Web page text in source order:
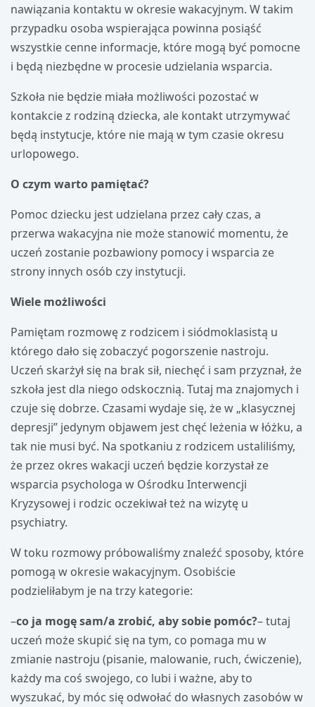
nawiązania kontaktu w okresie wakacyjnym. W takim
przypadku osoba wspierająca powinna posiąść
wszystkie cenne informacje, które mogą być pomocne
i będą niezbędne w procesie udzielania wsparcia.
Szkoła nie będzie miała możliwości pozostać w
kontakcie z rodziną dziecka, ale kontakt utrzymywać
będą instytucje, które nie mają w tym czasie okresu
urlopowego.
O czym warto pamiętać?
Pomoc dziecku jest udzielana przez cały czas, a
przerwa wakacyjna nie może stanowić momentu, że
uczeń zostanie pozbawiony pomocy i wsparcia ze
strony innych osób czy instytucji.
Wiele możliwości
Pamiętam rozmowę z rodzicem i siódmoklasistą u
którego dało się zobaczyć pogorszenie nastroju.
Uczeń skarżył się na brak sił, niechęć i sam przyznał, że
szkoła jest dla niego odskocznią. Tutaj ma znajomych i
czuje się dobrze. Czasami wydaje się, że w „klasycznej
depresji” jedynym objawem jest chęć leżenia w łóżku, a
tak nie musi być. Na spotkaniu z rodzicem ustaliliśmy,
że przez okres wakacji uczeń będzie korzystał ze
wsparcia psychologa w Ośrodku Interwencji
Kryzysowej i rodzic oczekiwał też na wizytę u
psychiatry.
W toku rozmowy próbowaliśmy znaleźć sposoby, które
pomogą w okresie wakacyjnym. Osobiście
podzieliłabym je na trzy kategorie:
–co ja mogę sam/a zrobić, aby sobie pomóc?– tutaj
uczeń może skupić się na tym, co pomaga mu w
zmianie nastroju (pisanie, malowanie, ruch, ćwiczenie),
każdy ma coś swojego, co lubi i ważne, aby to
wyszukać, by móc się odwołać do własnych zasobów w